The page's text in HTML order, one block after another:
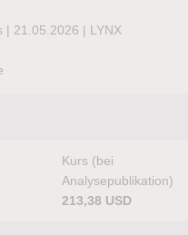
| 21.05.2026 | LYNX
Kurs (bei
Analysepublikation)
213,38 USD